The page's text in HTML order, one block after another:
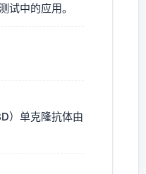
试中的应用。
）单克隆抗体由